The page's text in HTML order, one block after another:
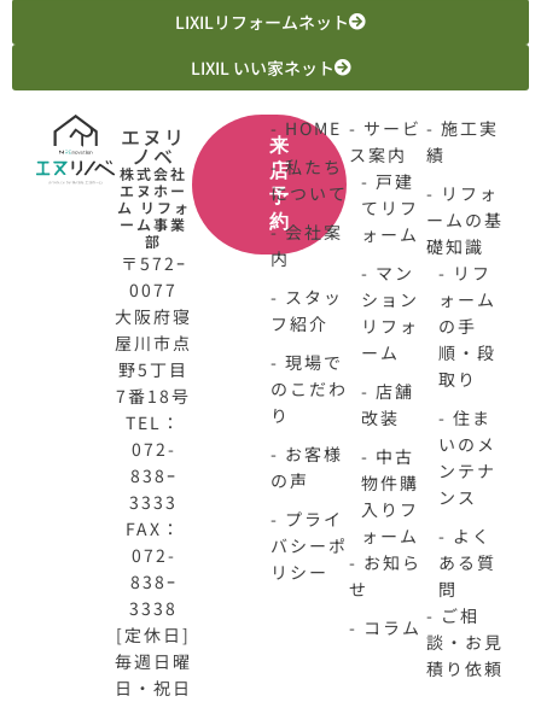
LIXILリフォームネット
LIXIL いい家ネット
エヌリ
ノベ
株式会社
エヌホー
ム リフォ
ーム事業
部
〒572ｰ
0077
大阪府寝
屋川市点
野5丁目
7番18号
TEL：
072-
838ｰ
3333
FAX：
072-
838ｰ
3338
[定休日]
毎週日曜
日・祝日
来
店
予
約
- HOME
- 私たち
について
- 会社案
内
- スタッ
フ紹介
- 現場で
のこだわ
り
- お客様
の声
- プライ
バシーポ
リシー
- サービ
ス案内
- 戸建
てリフ
ォーム
- マン
ション
リフォ
ーム
- 店舗
改装
- 中古
物件購
入りフ
ォーム
- お知ら
せ
- コラム
- 施工実
績
- リフォ
ームの基
礎知識
- リフ
ォーム
の手
順・段
取り
- 住ま
いのメ
ンテナ
ンス
- よく
ある質
問
- ご相
談・お見
積り依頼